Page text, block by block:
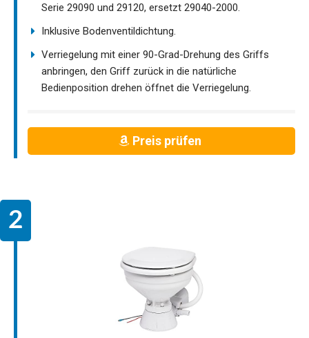
Serie 29090 und 29120, ersetzt 29040-2000.
Inklusive Bodenventildichtung.
Verriegelung mit einer 90-Grad-Drehung des Griffs
anbringen, den Griff zurück in die natürliche
Bedienposition drehen öffnet die Verriegelung.
Preis prüfen